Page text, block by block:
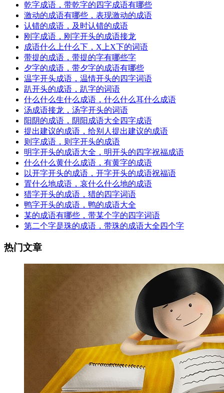
乾字成语，带乾字的四字成语有哪些
激动的成语有哪些，表现激动的成语
认错的成语，及时认错的成语
刚字成语，刚字开头的成语接龙
成语什么上什么下，X上X下的词语
带提的成语，带提的字有哪些字
夕字的成语，带夕字的成语有哪些
温字开头成语，温情开头的四字词语
趴开头的成语，趴字的词语
什么什么生什么成语，什么什么耳什么成语
汤成语接龙，汤字开头的词语
阳阴的成语，阴阳成语大全四字成语
提出建议的成语，给别人提出建议的成语
则字成语，则字开头的成语
明字开头的成语大全，明开头的四字祝福成语
什么什么黄什么成语，有黄字的成语
以开字开头的成语，开字开头的成语祝福语
置什么地成语，哀什么什么地的成语
猎字开头的成语，猎的四字词语
鸭字开头的成语，鸭的成语大全
某的成语有哪些，带某个字的四字词语
第二个字是珠的成语，带珠的成语大全四个字
热门文章